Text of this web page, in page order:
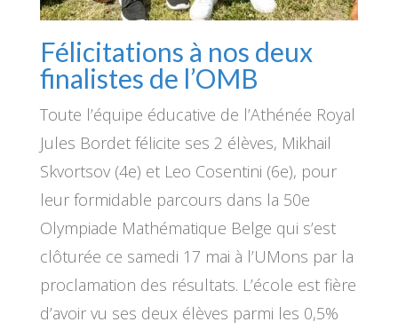
Félicitations à nos deux
finalistes de l’OMB
Toute l’équipe éducative de l’Athénée Royal
Jules Bordet félicite ses 2 élèves, Mikhail
Skvortsov (4e) et Leo Cosentini (6e), pour
leur formidable parcours dans la 50e
Olympiade Mathématique Belge qui s’est
clôturée ce samedi 17 mai à l’UMons par la
proclamation des résultats. L’école est fière
d’avoir vu ses deux élèves parmi les 0,5%